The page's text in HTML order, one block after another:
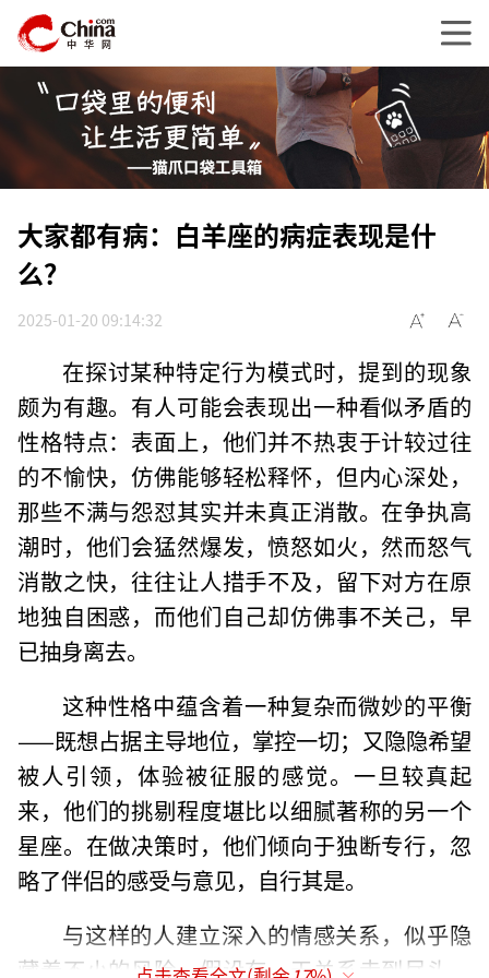
大家都有病：白羊座的病症表现是什
么？
2025-01-20 09:14:32
在探讨某种特定行为模式时，提到的现象
颇为有趣。有人可能会表现出一种看似矛盾的
性格特点：表面上，他们并不热衷于计较过往
的不愉快，仿佛能够轻松释怀，但内心深处，
那些不满与怨怼其实并未真正消散。在争执高
潮时，他们会猛然爆发，愤怒如火，然而怒气
消散之快，往往让人措手不及，留下对方在原
地独自困惑，而他们自己却仿佛事不关己，早
已抽身离去。
这种性格中蕴含着一种复杂而微妙的平衡
——既想占据主导地位，掌控一切；又隐隐希望
被人引领，体验被征服的感觉。一旦较真起
来，他们的挑剔程度堪比以细腻著称的另一个
星座。在做决策时，他们倾向于独断专行，忽
略了伴侣的感受与意见，自行其是。
与这样的人建立深入的情感关系，似乎隐
藏着不小的风险。假设有一天关系走到尽头，